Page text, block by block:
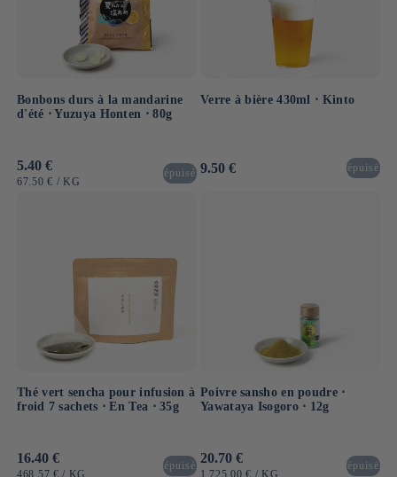
Bonbons durs à la mandarine
d'été ⋅ Yuzuya Honten ⋅ 80g
Prix
habituel
5.40 €
PRIX
67.50 € / PAR
KG
épuisé
Verre à bière 430ml ⋅ Kinto
Prix
9.50 € épuisé
Thé vert sencha pour infusion à
froid 7 sachets ⋅ En Tea ⋅ 35g
Prix
habituel
16.40 €
PRIX
468.57 € / PAR
KG
épuisé
Poivre sansho en poudre ⋅
Yawataya Isogoro ⋅ 12g
Prix
habituel
20.70 €
PRIX
1,725.00 € / PAR
KG
épuisé